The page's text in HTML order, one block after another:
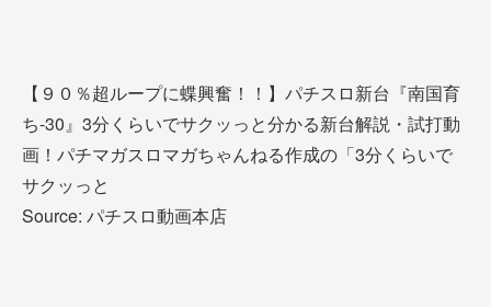
【９０％超ループに蝶興奮！！】パチスロ新台『南国育
ち-30』3分くらいでサクッっと分かる新台解説・試打動
画！パチマガスロマガちゃんねる作成の「3分くらいで
サクッっと
Source: パチスロ動画本店